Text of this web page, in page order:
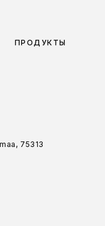
ПРОДУКТЫ
75313